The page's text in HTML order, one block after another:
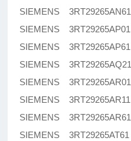
SIEMENS 3RT29265AN61
SIEMENS 3RT29265AP01
SIEMENS 3RT29265AP61
SIEMENS 3RT29265AQ21
SIEMENS 3RT29265AR01
SIEMENS 3RT29265AR11
SIEMENS 3RT29265AR61
SIEMENS 3RT29265AT61